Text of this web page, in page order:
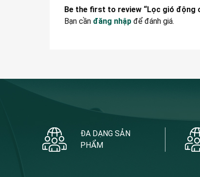
Be the first to review “Lọc gió động
Bạn cần đăng nhập để đánh giá.
ĐA DẠNG SẢN
PHẨM